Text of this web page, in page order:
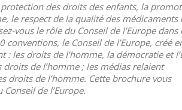
des droits des enfants, la
le respect de la qualité des médicaments
vous le rôle du Conseil de l’Europe dans
le Conseil de l’Europe, créé
les droits de l’homme, la démocratie et
de l’homme ; les médias relaient
droits de l’homme. Cette brochure vous
de l’Europe.